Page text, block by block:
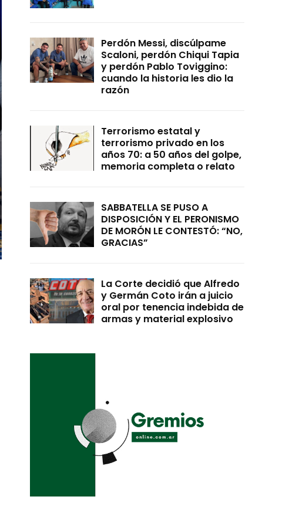
Perdón Messi, discúlpame
Scaloni, perdón Chiqui Tapia
y perdón Pablo Toviggino:
cuando la historia les dio la
razón
Terrorismo estatal y
terrorismo privado en los
años 70: a 50 años del golpe,
memoria completa o relato
SABBATELLA SE PUSO A
DISPOSICIÓN Y EL PERONISMO
DE MORÓN LE CONTESTÓ: “NO,
GRACIAS”
La Corte decidió que Alfredo
y Germán Coto irán a juicio
oral por tenencia indebida de
armas y material explosivo